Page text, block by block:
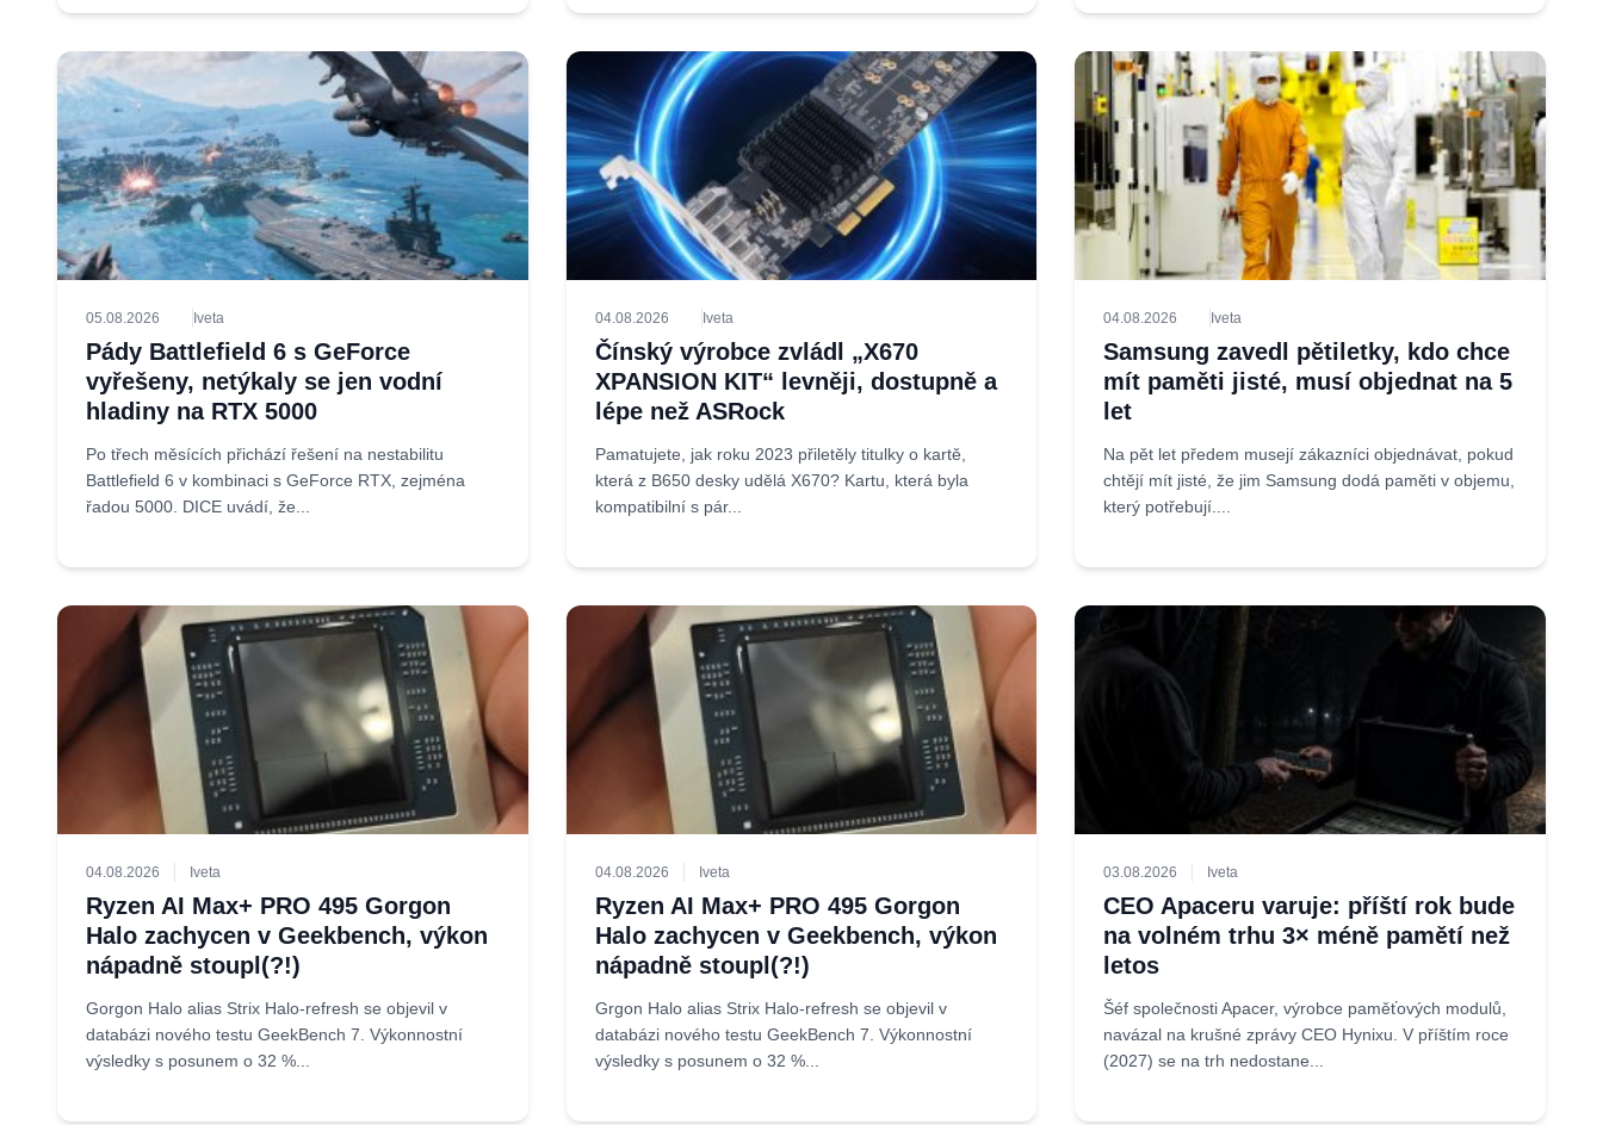
05.08.2026 Iveta
Pády Battlefield 6 s GeForce
vyřešeny, netýkaly se jen vodní
hladiny na RTX 5000
Po třech měsících přichází řešení na nestabilitu
Battlefield 6 v kombinaci s GeForce RTX, zejména
řadou 5000. DICE uvádí, že...
04.08.2026 Iveta
Čínský výrobce zvládl „X670
XPANSION KIT“ levněji, dostupně a
lépe než ASRock
Pamatujete, jak roku 2023 přiletěly titulky o kartě,
která z B650 desky udělá X670? Kartu, která byla
kompatibilní s pár...
04.08.2026 Iveta
Samsung zavedl pětiletky, kdo chce
mít paměti jisté, musí objednat na 5
let
Na pět let předem musejí zákazníci objednávat, pokud
chtějí mít jisté, že jim Samsung dodá paměti v objemu,
který potřebují....
04.08.2026 Iveta
Ryzen AI Max+ PRO 495 Gorgon
Halo zachycen v Geekbench, výkon
nápadně stoupl(?!)
Gorgon Halo alias Strix Halo-refresh se objevil v
databázi nového testu GeekBench 7. Výkonnostní
výsledky s posunem o 32 %...
04.08.2026 Iveta
Ryzen AI Max+ PRO 495 Gorgon
Halo zachycen v Geekbench, výkon
nápadně stoupl(?!)
Grgon Halo alias Strix Halo-refresh se objevil v
databázi nového testu GeekBench 7. Výkonnostní
výsledky s posunem o 32 %...
03.08.2026 Iveta
CEO Apaceru varuje: příští rok bude
na volném trhu 3× méně pamětí než
letos
Šéf společnosti Apacer, výrobce paměťových modulů,
navázal na krušné zprávy CEO Hynixu. V příštím roce
(2027) se na trh nedostane...